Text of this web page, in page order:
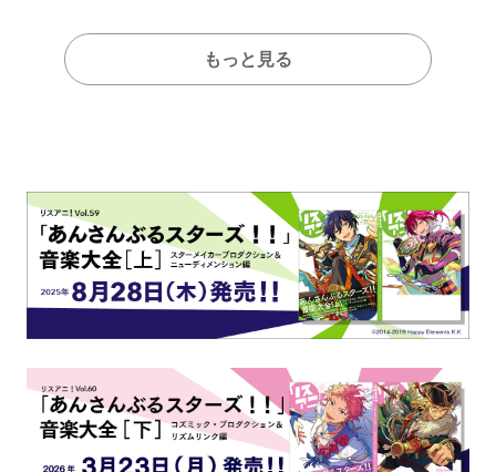
もっと見る